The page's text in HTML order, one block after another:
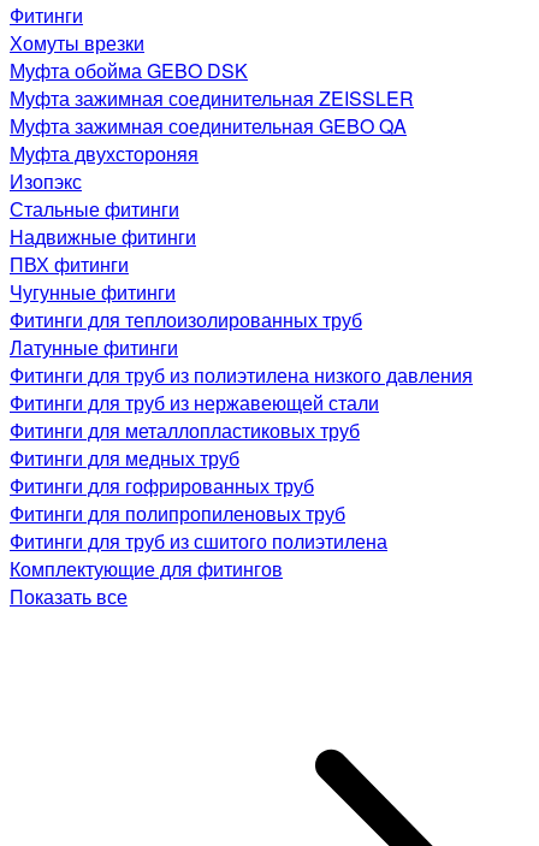
Фитинги
Хомуты врезки
Муфта обойма GEBO DSK
Муфта зажимная соединительная ZEISSLER
Муфта зажимная соединительная GEBO QA
Муфта двухстороняя
Изопэкс
Стальные фитинги
Надвижные фитинги
ПВХ фитинги
Чугунные фитинги
Фитинги для теплоизолированных труб
Латунные фитинги
Фитинги для труб из полиэтилена низкого давления
Фитинги для труб из нержавеющей стали
Фитинги для металлопластиковых труб
Фитинги для медных труб
Фитинги для гофрированных труб
Фитинги для полипропиленовых труб
Фитинги для труб из сшитого полиэтилена
Комплектующие для фитингов
Показать все